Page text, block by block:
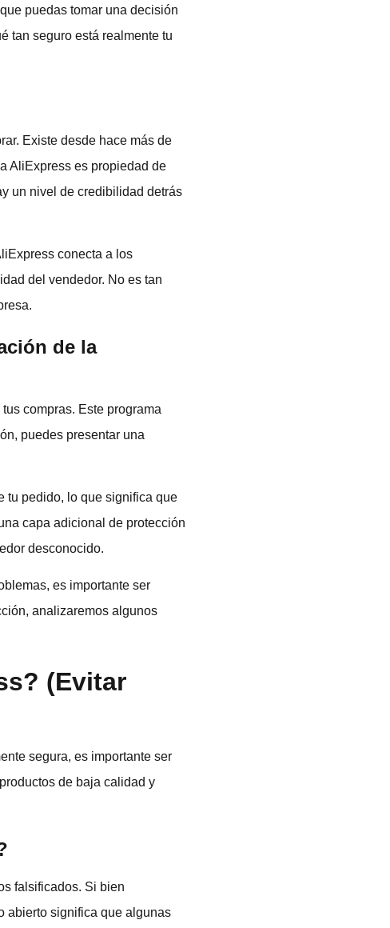
puedas tomar una decisión
tan seguro está realmente tu
Existe desde hace más de
AliExpress es propiedad de
un nivel de credibilidad detrás
conecta a los
del vendedor. No es tan
de la
compras. Este programa
puedes presentar una
tu pedido, lo que significa que
capa adicional de protección
desconocido.
es importante ser
analizaremos algunos
(Evitar
segura, es importante ser
de baja calidad y
falsificados. Si bien
abierto significa que algunas